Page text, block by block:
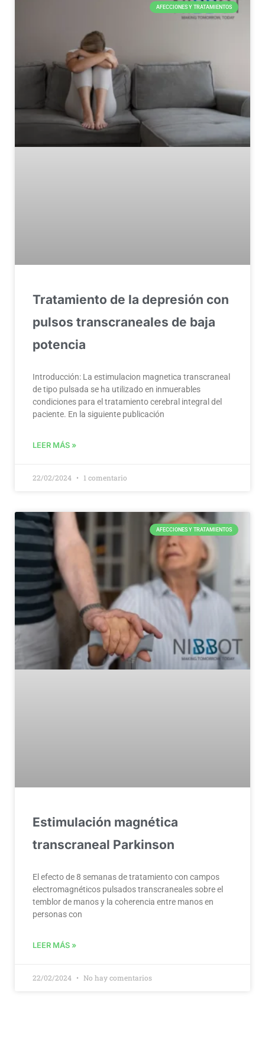
AFECCIONES Y TRATAMIENTOS
Tratamiento de la depresión con
pulsos transcraneales de baja
potencia
Introducción: La estimulacion magnetica transcraneal
de tipo pulsada se ha utilizado en inmuerables
condiciones para el tratamiento cerebral integral del
paciente. En la siguiente publicación
LEER MÁS »
22/02/2024 1 comentario
AFECCIONES Y TRATAMIENTOS
Estimulación magnética
transcraneal Parkinson
El efecto de 8 semanas de tratamiento con campos
electromagnéticos pulsados transcraneales sobre el
temblor de manos y la coherencia entre manos en
personas con
LEER MÁS »
22/02/2024 No hay comentarios